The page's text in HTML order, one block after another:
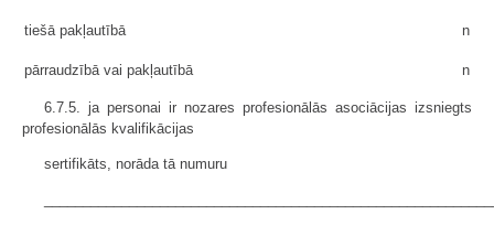
tiešā pakļautībā n
pārraudzībā vai pakļautībā n
6.7.5. ja personai ir nozares profesionālās asociācijas izsniegts
profesionālās kvalifikācijas
sertifikāts, norāda tā numuru